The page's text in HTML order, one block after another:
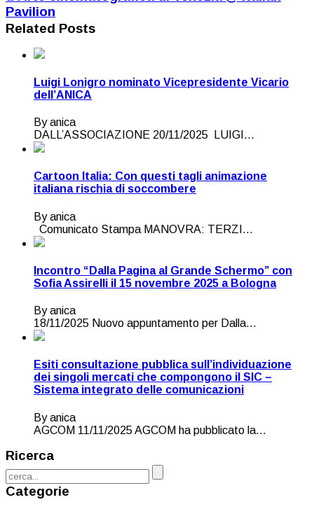
Pavilion
Related Posts
Luigi Lonigro nominato Vicepresidente Vicario
dell’ANICA
By anica
DALL’ASSOCIAZIONE 20/11/2025 LUIGI...
Cartoon Italia: Con questi tagli animazione
italiana rischia di soccombere
By anica
Comunicato Stampa MANOVRA: TERZI...
Incontro “Dalla Pagina al Grande Schermo” con
Sofia Assirelli il 15 novembre 2025 a Bologna
By anica
18/11/2025 Nuovo appuntamento per Dalla...
Esiti consultazione pubblica sull’individuazione
dei singoli mercati che compongono il SIC –
Sistema integrato delle comunicazioni
By anica
AGCOM 11/11/2025 AGCOM ha pubblicato la...
Ricerca
Categorie